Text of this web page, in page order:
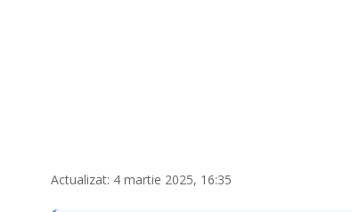
Actualizat: 4 martie 2025, 16:35